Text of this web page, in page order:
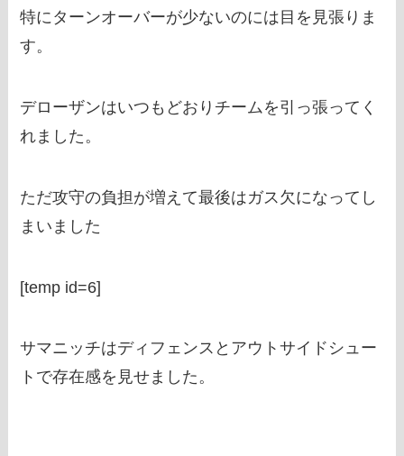
特にターンオーバーが少ないのには目を見張りま
す。
デローザンはいつもどおりチームを引っ張ってく
れました。
ただ攻守の負担が増えて最後はガス欠になってし
まいました
[temp id=6]
サマニッチはディフェンスとアウトサイドシュー
トで存在感を見せました。